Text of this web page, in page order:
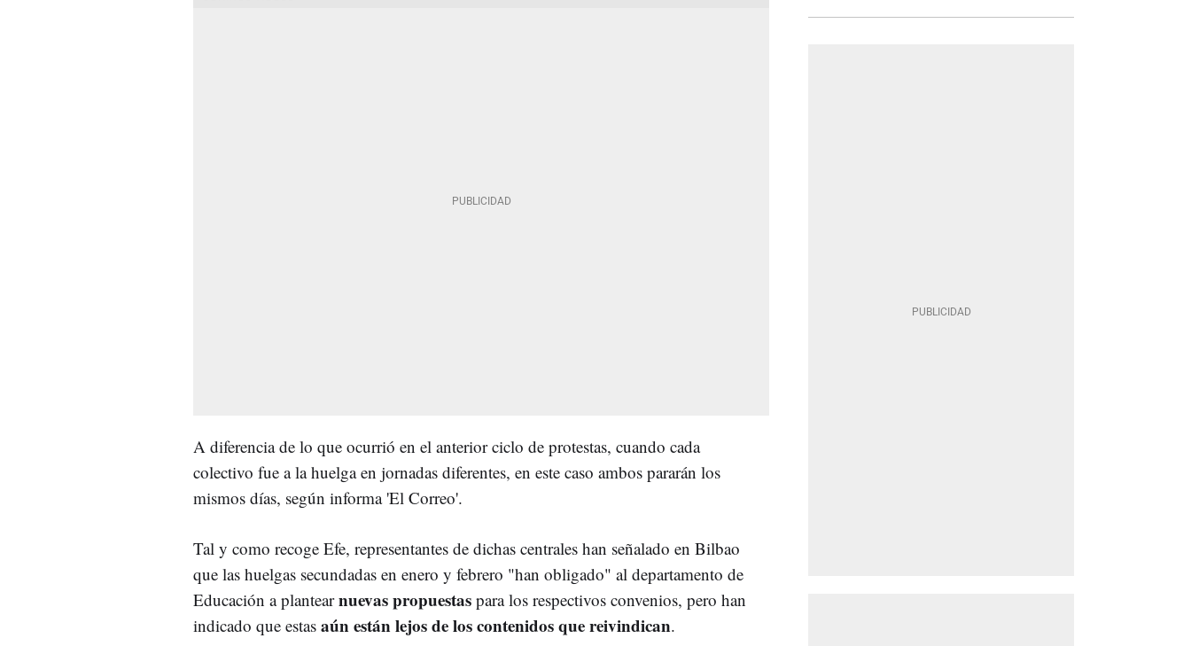
A diferencia de lo que ocurrió en el anterior ciclo de protestas, cuando cada
colectivo fue a la huelga en jornadas diferentes, en este caso ambos pararán los
mismos días, según informa 'El Correo'.
Tal y como recoge Efe, representantes de dichas centrales han señalado en Bilbao
que las huelgas secundadas en enero y febrero "han obligado" al departamento de
Educación a plantearnuevas propuestas para los respectivos convenios, pero han
indicado que estas aún están lejos de los contenidos que reivindican.